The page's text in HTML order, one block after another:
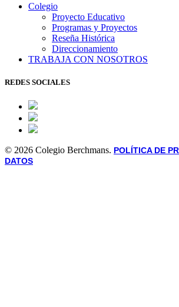
Colegio
Proyecto Educativo
Programas y Proyectos
Reseña Histórica
Direccionamiento
TRABAJA CON NOSOTROS
REDES SOCIALES
© 2026 Colegio Berchmans. POLÍTICA DE
DATOS